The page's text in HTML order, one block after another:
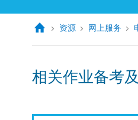
资源 网上服务
相关作业备考